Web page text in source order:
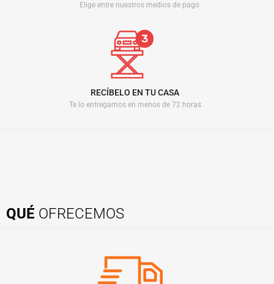
Elige entre nuestros medios de pago
RECÍBELO EN TU CASA
Te lo entregamos en menos de 72 horas
QUÉ OFRECEMOS